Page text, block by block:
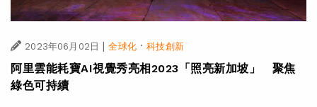
2023年06月02日 | 全球化·科技創新
阿里雲能耗寶AI視覺秀亮相2023「照亮新加坡」 聚焦
綠色可持續